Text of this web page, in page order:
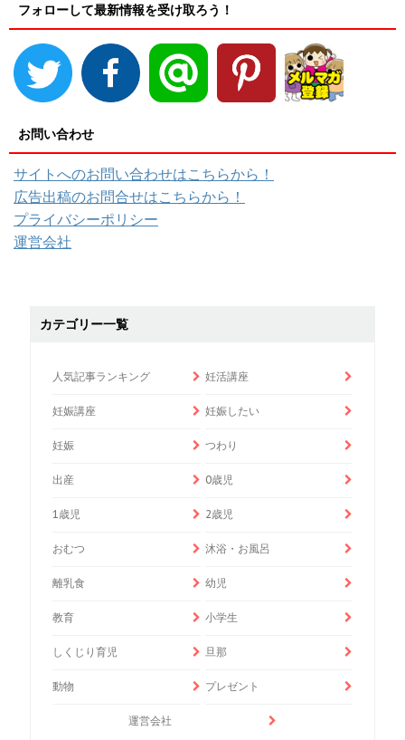
フォローして最新情報を受け取ろう！
お問い合わせ
サイトへのお問い合わせはこちらから！
広告出稿のお問合せはこちらから！
プライバシーポリシー
運営会社
カテゴリー一覧
人気記事ランキング 妊活講座
妊娠講座 妊娠したい
妊娠 つわり
出産 0歳児
1歳児 2歳児
おむつ 沐浴・お風呂
離乳食 幼児
教育 小学生
しくじり育児 旦那
動物 プレゼント
運営会社